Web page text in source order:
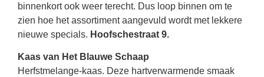
binnenkort ook weer terecht. Dus loop binnen om te
zien hoe het assortiment aangevuld wordt met lekkere
nieuwe specials. Hoofschestraat 9.
Kaas van Het Blauwe Schaap
Herfstmelange-kaas. Deze hartverwarmende smaak